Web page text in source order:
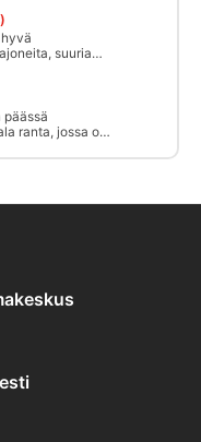
suuria
asti.
päässä
ranta, jossa on
patsaan